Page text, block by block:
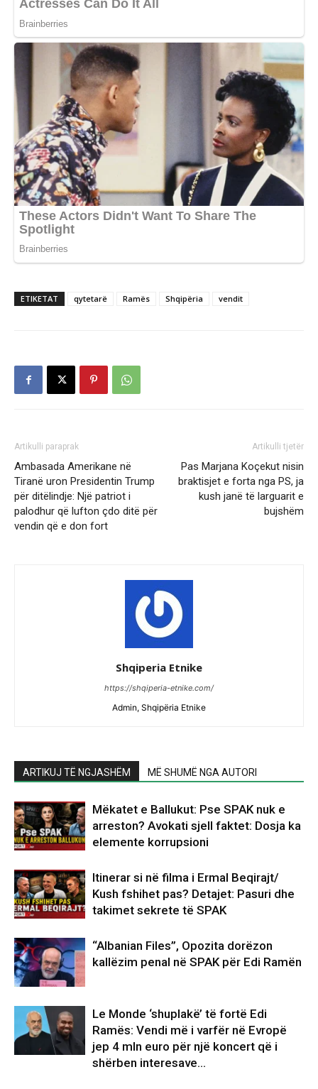
ETIKETAT qytetarë Ramës Shqipëria vendit
Artikulli paraprak
Ambasada Amerikane në
Tiranë uron Presidentin Trump
për ditëlindje: Një patriot i
palodhur që lufton çdo ditë për
vendin që e don fort
Artikulli tjetër
Pas Marjana Koçekut nisin
braktisjet e forta nga PS, ja
kush janë të larguarit e
bujshëm
Shqiperia Etnike
https://shqiperia-etnike.com/
Admin, Shqipëria Etnike
ARTIKUJ TË NGJASHËM MË SHUMË NGA AUTORI
Mëkatet e Ballukut: Pse SPAK nuk e
arreston? Avokati sjell faktet: Dosja ka
elemente korrupsioni
Itinerar si në filma i Ermal Beqirajt/
Kush fshihet pas? Detajet: Pasuri dhe
takimet sekrete të SPAK
“Albanian Files”, Opozita dorëzon
kallëzim penal në SPAK për Edi Ramën
Le Monde ‘shuplakë’ të fortë Edi
Ramës: Vendi më i varfër në Evropë
jep 4 mln euro për një koncert që i
shërben interesave...